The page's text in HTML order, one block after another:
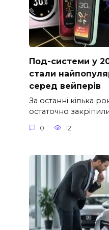
Под-системи у
стали
серед вейперів
За останні кілька
остаточно
0 12